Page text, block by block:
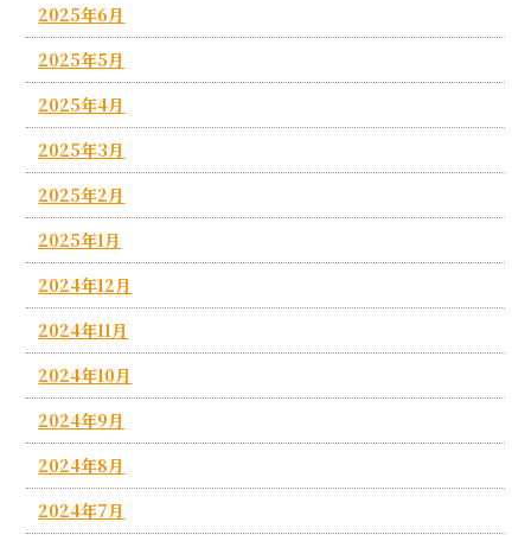
2025年6月
2025年5月
2025年4月
2025年3月
2025年2月
2025年1月
2024年12月
2024年11月
2024年10月
2024年9月
2024年8月
2024年7月